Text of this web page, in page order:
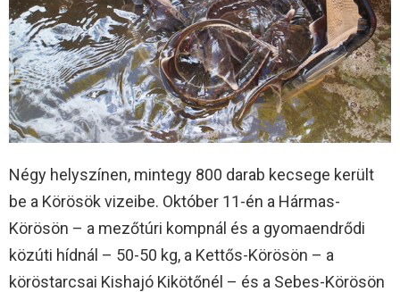
Négy helyszínen, mintegy 800 darab kecsege került
be a Körösök vizeibe. Október 11-én a Hármas-
Körösön – a mezőtúri kompnál és a gyomaendrődi
közúti hídnál – 50-50 kg, a Kettős-Körösön – a
köröstarcsai Kishajó Kikötőnél – és a Sebes-Körösön